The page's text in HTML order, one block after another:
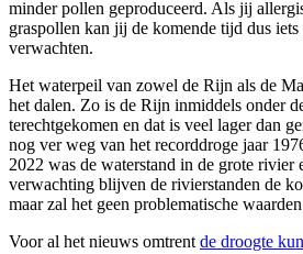
minder pollen geproduceerd. Als jij
graspollen kan jij de komende tijd dus
verwachten.
Het waterpeil van zowel de Rijn als de
het dalen. Zo is de Rijn inmiddels onder
terechtgekomen en dat is veel lager dan
nog ver weg van het recorddroge jaar
2022 was de waterstand in de grote rivier
verwachting blijven de rivierstanden de
maar zal het geen problematische
Voor al het nieuws omtrent de droogte